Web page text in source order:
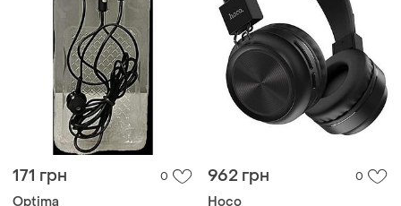
171 грн 0
Optima
962 грн 0
Hoco